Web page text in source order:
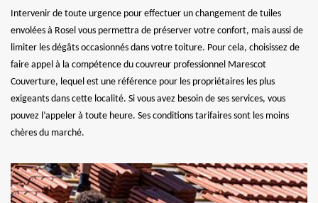
Intervenir de toute urgence pour effectuer un changement de tuiles
envolées à Rosel vous permettra de préserver votre confort, mais aussi de
limiter les dégâts occasionnés dans votre toiture. Pour cela, choisissez de
faire appel à la compétence du couvreur professionnel Marescot
Couverture, lequel est une référence pour les propriétaires les plus
exigeants dans cette localité. Si vous avez besoin de ses services, vous
pouvez l’appeler à toute heure. Ses conditions tarifaires sont les moins
chères du marché.